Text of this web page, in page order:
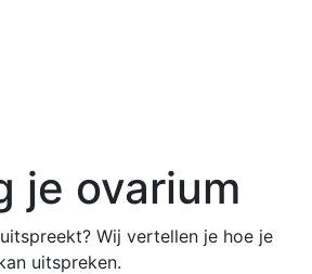
je ovarium
Wij vertellen je hoe je
uitspreken.